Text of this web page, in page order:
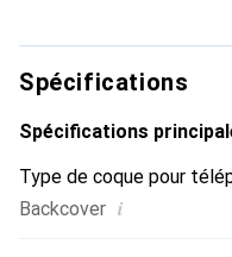
reste toujours un
Spécifications
Spécifications
Type de coque pour
Backcover i